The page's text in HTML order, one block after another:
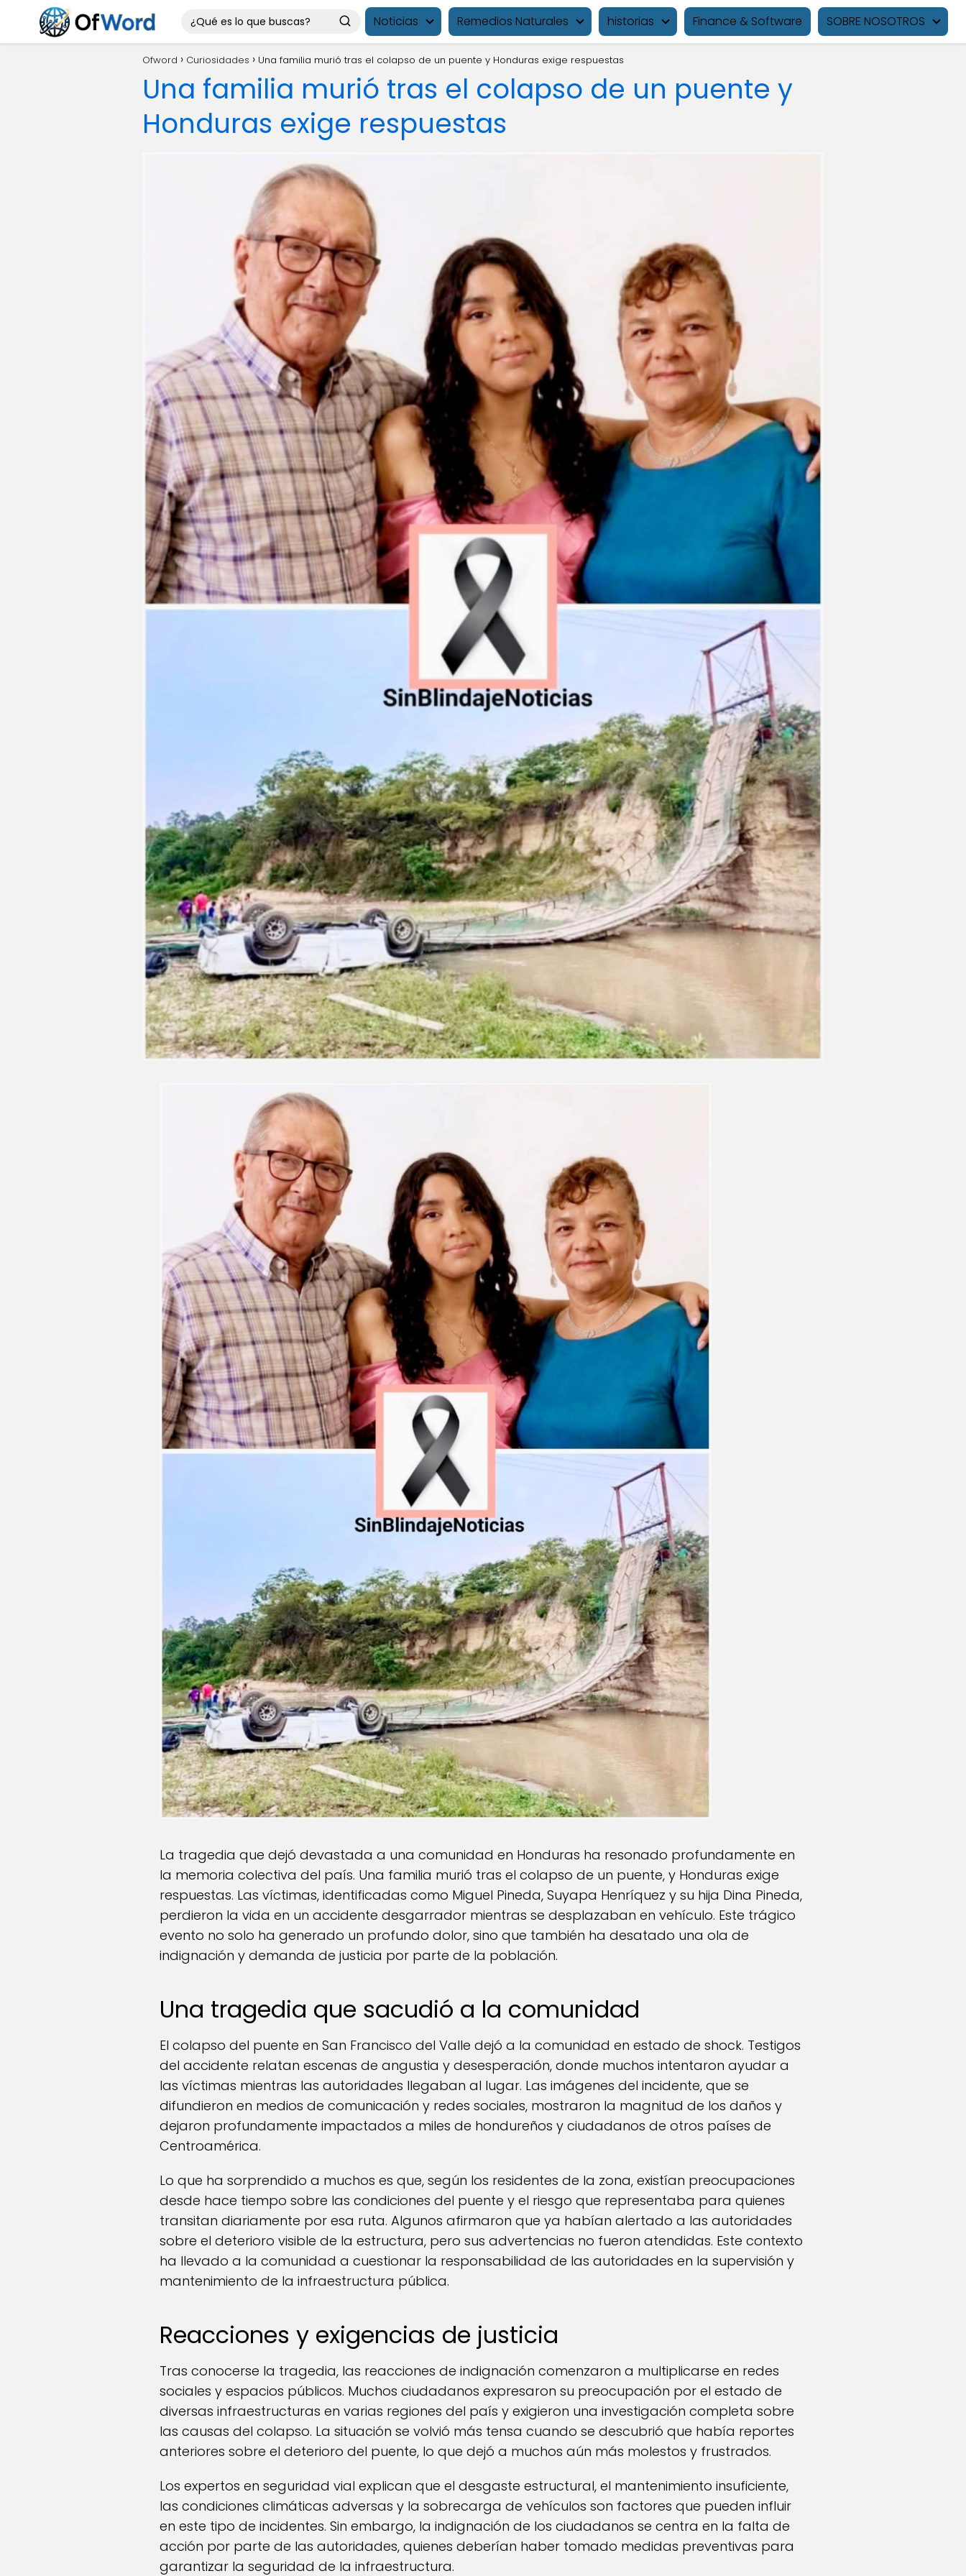
Noticias Remedios Naturales historias Finance & Software SOBRE NOSOTROS
Ofword Curiosidades Una familia murió tras el colapso de un puente y Honduras exige respuestas
Una familia murió tras el colapso de un puente y
Honduras exige respuestas
La tragedia que dejó devastada a una comunidad en Honduras ha resonado profundamente en
la memoria colectiva del país. Una familia murió tras el colapso de un puente, y Honduras exige
respuestas. Las víctimas, identificadas como Miguel Pineda, Suyapa Henríquez y su hija Dina Pineda,
perdieron la vida en un accidente desgarrador mientras se desplazaban en vehículo. Este trágico
evento no solo ha generado un profundo dolor, sino que también ha desatado una ola de
indignación y demanda de justicia por parte de la población.
Una tragedia que sacudió a la comunidad
El colapso del puente en San Francisco del Valle dejó a la comunidad en estado de shock. Testigos
del accidente relatan escenas de angustia y desesperación, donde muchos intentaron ayudar a
las víctimas mientras las autoridades llegaban al lugar. Las imágenes del incidente, que se
difundieron en medios de comunicación y redes sociales, mostraron la magnitud de los daños y
dejaron profundamente impactados a miles de hondureños y ciudadanos de otros países de
Centroamérica.
Lo que ha sorprendido a muchos es que, según los residentes de la zona, existían preocupaciones
desde hace tiempo sobre las condiciones del puente y el riesgo que representaba para quienes
transitan diariamente por esa ruta. Algunos afirmaron que ya habían alertado a las autoridades
sobre el deterioro visible de la estructura, pero sus advertencias no fueron atendidas. Este contexto
ha llevado a la comunidad a cuestionar la responsabilidad de las autoridades en la supervisión y
mantenimiento de la infraestructura pública.
Reacciones y exigencias de justicia
Tras conocerse la tragedia, las reacciones de indignación comenzaron a multiplicarse en redes
sociales y espacios públicos. Muchos ciudadanos expresaron su preocupación por el estado de
diversas infraestructuras en varias regiones del país y exigieron una investigación completa sobre
las causas del colapso. La situación se volvió más tensa cuando se descubrió que había reportes
anteriores sobre el deterioro del puente, lo que dejó a muchos aún más molestos y frustrados.
Los expertos en seguridad vial explican que el desgaste estructural, el mantenimiento insuficiente,
las condiciones climáticas adversas y la sobrecarga de vehículos son factores que pueden influir
en este tipo de incidentes. Sin embargo, la indignación de los ciudadanos se centra en la falta de
acción por parte de las autoridades, quienes deberían haber tomado medidas preventivas para
garantizar la seguridad de la infraestructura.